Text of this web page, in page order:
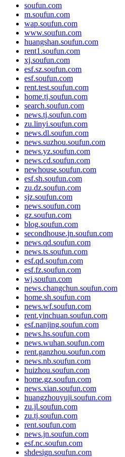
soufun.com
m.soufun.com
wap.soufun.com
www.soufun.com
huangshan.soufun.com
rent1.soufun.com
xj.soufun.com
esf.sz.soufun.com
esf.soufun.com
rent.test.soufun.com
home.tj.soufun.com
search.soufun.com
news.tj.soufun.com
zu.linyi.soufun.com
news.dl.soufun.com
news.suzhou.soufun.com
news.yz.soufun.com
news.cd.soufun.com
newhouse.soufun.com
esf.sh.soufun.com
zu.dz.soufun.com
sjz.soufun.com
news.soufun.com
gz.soufun.com
blog.soufun.com
secondhouse.jn.soufun.com
news.qd.soufun.com
news.ts.soufun.com
esf.qd.soufun.com
esf.fz.soufun.com
wj.soufun.com
news.changchun.soufun.com
home.sh.soufun.com
news.wf.soufun.com
rent.yinchuan.soufun.com
esf.nanjing.soufun.com
news.hs.soufun.com
news.wuhan.soufun.com
rent.ganzhou.soufun.com
news.nb.soufun.com
huizhou.soufun.com
home.gz.soufun.com
news.xian.soufun.com
huangzhouyuji.soufun.com
zu.jl.soufun.com
zu.tj.soufun.com
rent.soufun.com
news.jn.soufun.com
esf.nc.soufun.com
shdesign.soufun.com